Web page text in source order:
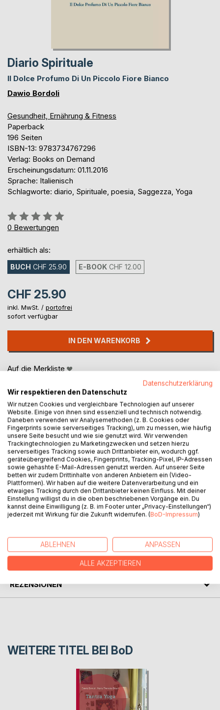
Diario Spirituale
Il Dolce Profumo Di Un Piccolo Fiore Bianco
Dawio Bordoli
Gesundheit, Ernährung & Fitness
Paperback
196 Seiten
ISBN-13: 9783734767296
Verlag: Books on Demand
Erscheinungsdatum: 01.11.2016
Sprache: Italienisch
Schlagworte: diario, Spirituale, poesia, Saggezza, Yoga
Bewertung::
0%
0 Bewertungen
erhältlich als:
BUCH CHF 25.90 E-BOOK CHF 12.00
CHF 25.90
inkl. MwSt. / portofrei
sofort verfügbar
IN DEN WARENKORB
Auf die Merkliste
BESCHREIBUNG
Questo libro propone gli ultimi due anni del diario spirituale
che Dawio ha tenuto dal 1987 al 1999. Viene descritto in
modo poetico e filosofico il suo cammino spirituale.
PRESSESTIMMEN
REZENSIONEN
WEITERE TITEL BEI BoD
Datenschutzerklärung
Wir respektieren den Datenschutz
Wir nutzen Cookies und vergleichbare Technologien auf unserer
Website. Einige von ihnen sind essenziell und technisch notwendig.
Daneben verwenden wir Analysemethoden (z. B. Cookies oder
Fingerprints sowie serverseitiges Tracking), um zu messen, wie häufig
unsere Seite besucht und wie sie genutzt wird. Wir verwenden
Trackingtechnologien zu Marketingzwecken und setzen hierzu
serverseitiges Tracking sowie auch Drittanbieter ein, wodurch ggf.
geräteübergreifend Cookies, Fingerprints, Tracking-Pixel, IP-Adressen
sowie gehashte E-Mail-Adressen genutzt werden. Auf unserer Seite
betten wir zudem Drittinhalte von anderen Anbietern ein (Video-
Plattformen). Wir haben auf die weitere Datenverarbeitung und ein
etwaiges Tracking durch den Drittanbieter keinen Einfluss. Mit deiner
Einstellung willigst du in die oben beschriebenen Vorgänge ein. Du
kannst deine Einwilligung (z. B. im Footer unter „Privacy-Einstellungen“)
jederzeit mit Wirkung für die Zukunft widerrufen. (BoD-Impressum)
ABLEHNEN ANPASSEN
ALLE AKZEPTIEREN